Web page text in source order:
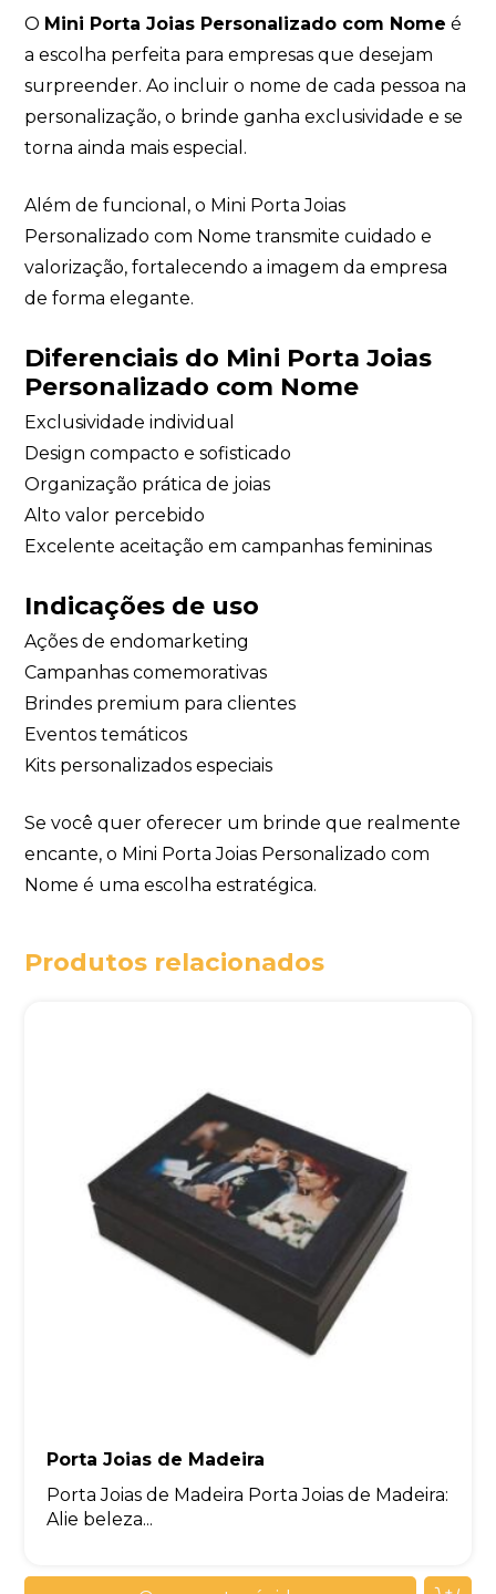
O Mini Porta Joias Personalizado com Nome é
a escolha perfeita para empresas que desejam
surpreender. Ao incluir o nome de cada pessoa na
personalização, o brinde ganha exclusividade e se
torna ainda mais especial.
Além de funcional, o Mini Porta Joias
Personalizado com Nome transmite cuidado e
valorização, fortalecendo a imagem da empresa
de forma elegante.
Diferenciais do Mini Porta Joias
Personalizado com Nome
Exclusividade individual
Design compacto e sofisticado
Organização prática de joias
Alto valor percebido
Excelente aceitação em campanhas femininas
Indicações de uso
Ações de endomarketing
Campanhas comemorativas
Brindes premium para clientes
Eventos temáticos
Kits personalizados especiais
Se você quer oferecer um brinde que realmente
encante, o Mini Porta Joias Personalizado com
Nome é uma escolha estratégica.
Produtos relacionados
Porta Joias de Madeira
Porta Joias de Madeira Porta Joias de Madeira:
Alie beleza...